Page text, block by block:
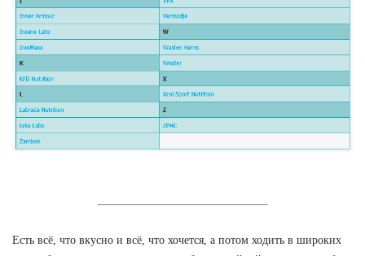
Есть всё, что вкусно и всё, что хочется, а потом ходить в широких